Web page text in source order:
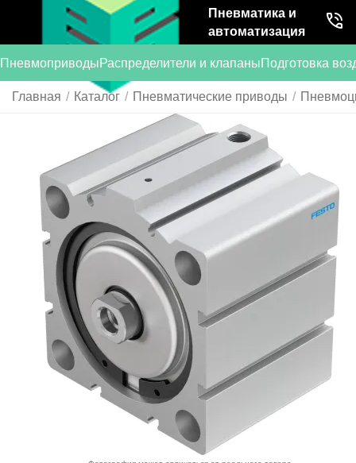
Пневматика и
автоматизация
ПневмоприводыРаспределители и клапаныПодготовка
Главная / Каталог / Пневматические приводы /